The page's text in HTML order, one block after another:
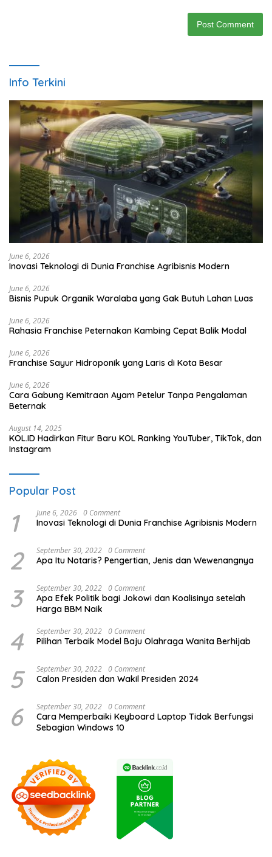
Info Terkini
June 6, 2026
Inovasi Teknologi di Dunia Franchise Agribisnis Modern
June 6, 2026
Bisnis Pupuk Organik Waralaba yang Gak Butuh Lahan Luas
June 6, 2026
Rahasia Franchise Peternakan Kambing Cepat Balik Modal
June 6, 2026
Franchise Sayur Hidroponik yang Laris di Kota Besar
June 6, 2026
Cara Gabung Kemitraan Ayam Petelur Tanpa Pengalaman
Beternak
August 14, 2025
KOL.ID Hadirkan Fitur Baru KOL Ranking YouTuber, TikTok, dan
Instagram
Popular Post
1 June 6, 2026 0 Comment
Inovasi Teknologi di Dunia Franchise Agribisnis Modern
2 September 30, 2022 0 Comment
Apa Itu Notaris? Pengertian, Jenis dan Wewenangnya
3 September 30, 2022 0 Comment
Apa Efek Politik bagi Jokowi dan Koalisinya setelah
Harga BBM Naik
4 September 30, 2022 0 Comment
Pilihan Terbaik Model Baju Olahraga Wanita Berhijab
5 September 30, 2022 0 Comment
Calon Presiden dan Wakil Presiden 2024
6 September 30, 2022 0 Comment
Cara Memperbaiki Keyboard Laptop Tidak Berfungsi
Sebagian Windows 10